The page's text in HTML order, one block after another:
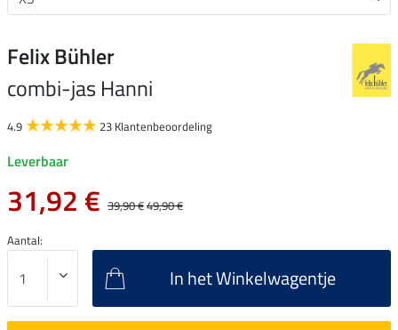
Felix Bühler
combi-jas Hanni
4.9 23 Klantenbeoordeling
Leverbaar
31,92 € 39,90 €49,90 €
Aantal:
In het Winkelwagentje